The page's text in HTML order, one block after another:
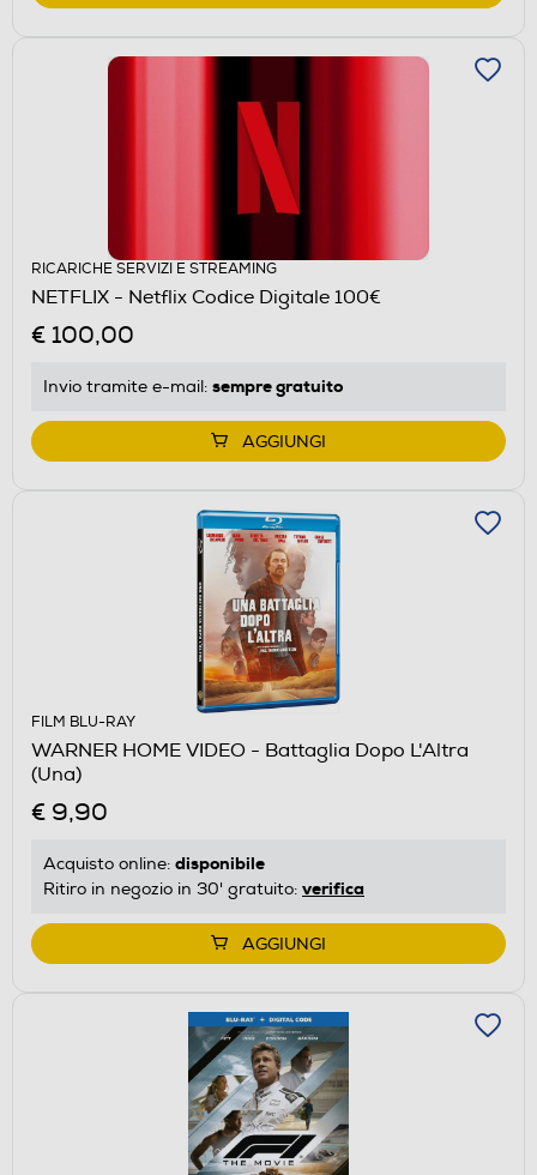
RICARICHE SERVIZI E STREAMING
NETFLIX - Netflix Codice Digitale 100€
€ 100,00
Invio tramite e-mail: sempre gratuito
AGGIUNGI
FILM BLU-RAY
WARNER HOME VIDEO - Battaglia Dopo L'Altra
(Una)
€ 9,90
Acquisto online: disponibile
Ritiro in negozio in 30' gratuito: verifica
AGGIUNGI